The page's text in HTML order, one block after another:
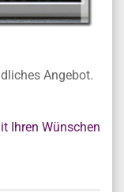
Angebot.
Ihren Wünschen